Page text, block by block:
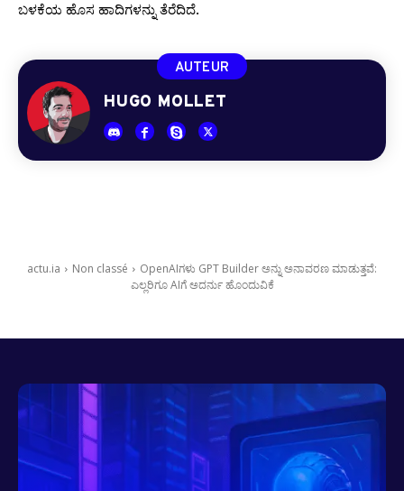
ಬಳಕೆಯ ಹೊಸ ಹಾದಿಗಳನ್ನು ತೆರೆದಿದೆ.
AUTEUR
HUGO MOLLET
actu.ia Non classé
OpenAIಗಳು GPT Builder ಅನ್ನು ಅನಾವರಣ ಮಾಡುತ್ತವೆ:
ಎಲ್ಲರಿಗೂ AIಗೆ ಅದರ್ನು ಹೊಂದುವಿಕೆ